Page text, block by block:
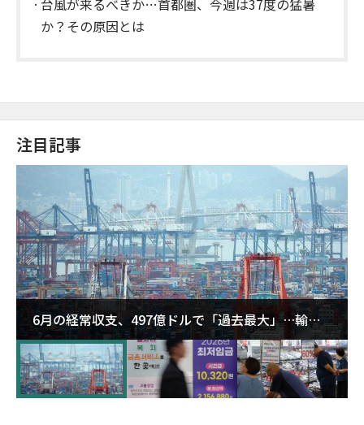
台風が来るべきか…首都圏、今週は37度の猛暑
か？その原因とは
注目記事
6月の経常収支、497億ドルで「過去最大」…輸出
が初の1000億ドル突破